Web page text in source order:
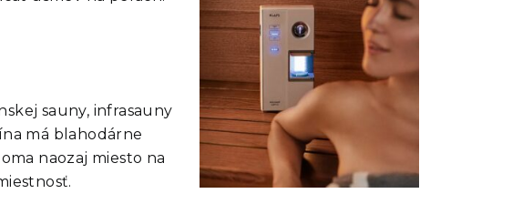
sauny, infrasauny
má blahodárne
naozaj miesto na